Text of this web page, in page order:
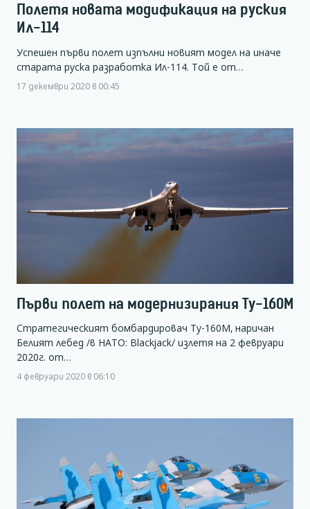
Полетя новата модификация на руския
Ил-114
Успешен първи полет изпълни новият модел на иначе
старата руска разработка Ил-114. Той е от…
17 декември 2020 в 00:45
Първи полет на модернизирания Ту-160М
Стратегическият бомбардировач Ту-160М, наричан
Белият лебед /в НАТО: Blackjack/ излетя на 2 февруари
2020г. от…
4 февруари 2020 в 06:10